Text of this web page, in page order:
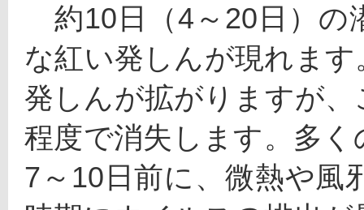
約10日（4～20日）の
な紅い発しんが現れま
発しんが拡がりますが
程度で消失します。多
7～10日前に、微熱や風